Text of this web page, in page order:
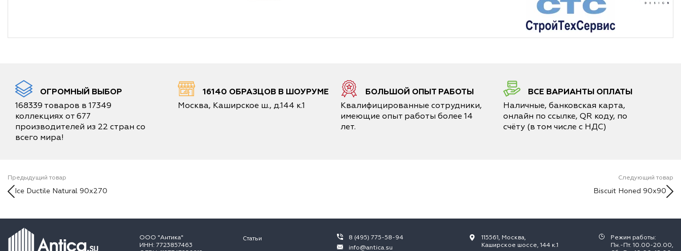
ОГРОМНЫЙ ВЫБОР
168339 товаров в 17349
коллекциях от 677
производителей из 22 стран со
всего мира!
16140 ОБРАЗЦОВ В ШОУРУМЕ
Москва, Каширское ш., д.144 к.1
БОЛЬШОЙ ОПЫТ РАБОТЫ
Квалифицированные сотрудники,
имеющие опыт работы более 14
лет.
ВСЕ ВАРИАНТЫ ОПЛАТЫ
Наличные, банковская карта,
онлайн по ссылке, QR коду, по
счёту (в том числе с НДС)
Предыдущий товар
Ice Ductile Natural 90x270
Следующий товар
Biscuit Honed 90x90
ООО "Антика"
ИНН: 7723857463
Статьи
8 (495) 775-58-94
info@antica.su
115561, Москва,
Каширское шоссе, 144 к.1
Режим работы:
Пн.-Пт. 10.00-20.00,